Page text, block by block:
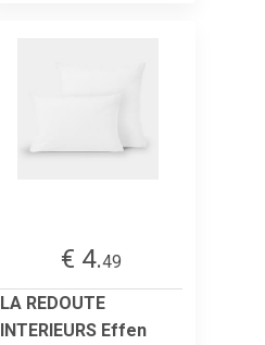
€ 4.49
LA REDOUTE
INTERIEURS Effen